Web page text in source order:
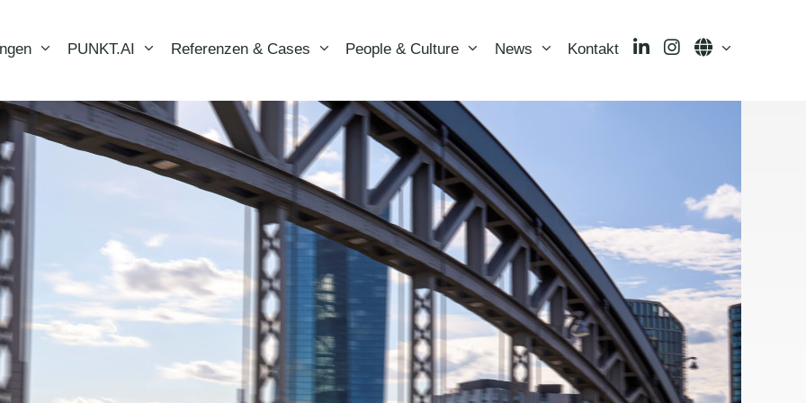
PUNKT.AI Referenzen & Cases People & Culture News Kontakt LinkedInInstagramLanguage